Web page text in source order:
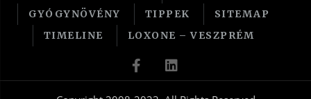
GYÓGYNÖVÉNY
TIPPEK
SITEMAP
TIMELINE
LOXONE – VESZPRÉM